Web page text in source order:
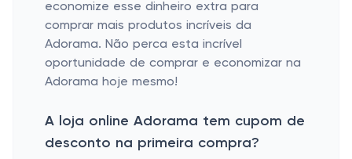
economize esse dinheiro extra para
comprar mais produtos incríveis da
Adorama. Não perca esta incrível
oportunidade de comprar e economizar na
Adorama hoje mesmo!
A loja online Adorama tem cupom de
desconto na primeira compra?